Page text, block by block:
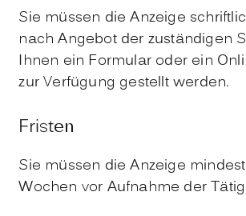
Sie müssen die Anzeige
nach Angebot der zuständigen
Ihnen ein Formular oder ein
zur Verfügung gestellt werden.
Fristen
Sie müssen die Anzeige
Wochen vor Aufnahme der